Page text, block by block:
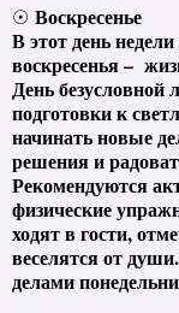
☉ Воскресенье
В этот день
воскресенья –
День безусловной
подготовки к
начинать новые
решения и
Рекомендуются
физические
ходят в гости,
веселятся от
делами